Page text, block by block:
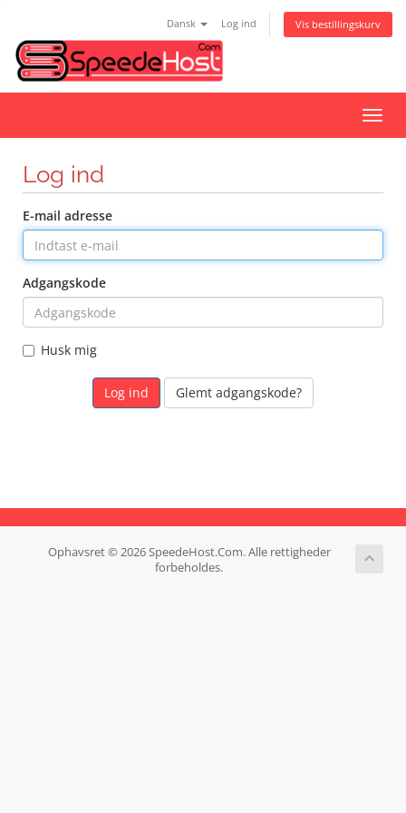
Dansk Log ind Vis bestillingskurv
Skift
Log ind
E-mail adresse
Adgangskode
Husk mig
Glemt adgangskode?
Ophavsret © 2026 SpeedeHost.Com. Alle rettigheder
forbeholdes.